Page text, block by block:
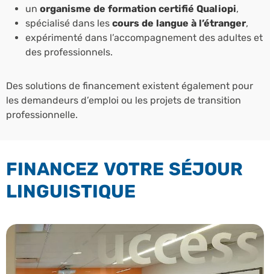
un organisme de formation certifié Qualiopi,
spécialisé dans les cours de langue à l’étranger,
expérimenté dans l’accompagnement des adultes et
des professionnels.
Des solutions de financement existent également pour
les demandeurs d’emploi ou les projets de transition
professionnelle.
FINANCEZ VOTRE SÉJOUR
LINGUISTIQUE